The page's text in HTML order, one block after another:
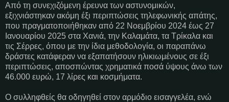
Από τη συνεχιζόμενη έρευνα των αστυνομικών,
εξιχνιάστηκαν ακόμη έξι περιπτώσεις τηλεφωνικής απάτης,
που πραγματοποιήθηκαν από 22 Νοεμβρίου 2024 έως 27
Ιανουαρίου 2025 στα Χανιά, την Καλαμάτα, τα Τρίκαλα και
τις Σέρρες, όπου με την ίδια μεθοδολογία, οι παραπάνω
δράστες κατάφεραν να εξαπατήσουν ηλικιωμένους σε έξι
περιπτώσεις, αποσπώντας χρηματικά ποσά ύψους άνω των
46.000 ευρώ, 17 λίρες και κοσμήματα.
Ο συλληφθείς θα οδηγηθεί στον αρμόδιο εισαγγελέα, ενώ